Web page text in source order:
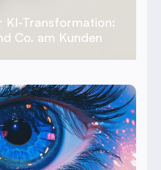
KI-Transformation:
Co. am Kunden